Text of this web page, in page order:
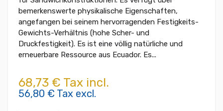
bemerkenswerte physikalische Eigenschaften,
angefangen bei seinem hervorragenden Festigkeits-
Gewichts-Verhältnis (hohe Scher- und
Druckfestigkeit). Es ist eine völlig natürliche und
erneuerbare Ressource aus Ecuador. Es...
68,73 € Tax incl.
56,80 € Tax excl.